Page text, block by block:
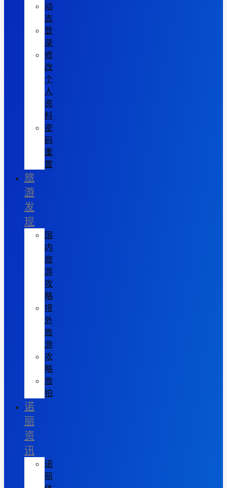
动
态
登
录
修
改
个
人
资
料
密
码
重
置
旅
游
发
现
国
内
旅
游
攻
略
境
外
旅
游
攻
略
旅
拍
诺
丽
资
讯
诺
丽